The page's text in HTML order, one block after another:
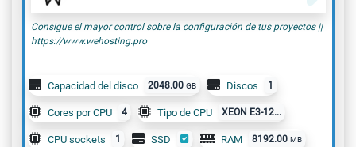
Consigue el mayor control sobre la configuración de tus proyectos ||
https://www.wehosting.pro
Capacidad del disco 2048.00 GB Discos 1
Cores por CPU 4 Tipo de CPU XEON E3-12...
CPU sockets 1 SSD RAM 8192.00 MB